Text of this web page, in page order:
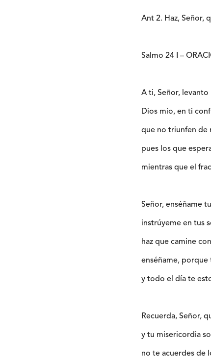
Ant 2. Haz, Señor,
Salmo 24 I –
A ti, Señor, levanto
Dios mío, en ti
que no triunfen de
pues los que
mientras que el
Señor, enséñame
instrúyeme en tus
haz que camine
enséñame, porque
y todo el día te
Recuerda, Señor,
y tu misericordia
no te acuerdes de